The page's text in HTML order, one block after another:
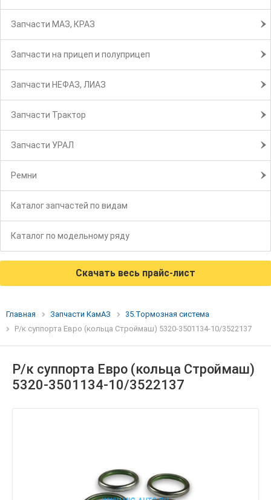
Запчасти МАЗ, КРАЗ
Запчасти на прицеп и полуприцеп
Запчасти НЕФАЗ, ЛИАЗ
Запчасти Трактор
Запчасти УРАЛ
Ремни
Каталог запчастей по видам
Каталог по модельному ряду
Скачать весь прайс-лист
Главная Запчасти КамАЗ
35.Тормозная система
Р/к суппорта Евро (кольца Строймаш) 5320-3501134-10/3522137
Р/к суппорта Евро (кольца Строймаш)
5320-3501134-10/3522137